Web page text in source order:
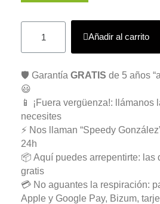
Añadir al carrito
🛡️ Garantía GRATIS de 5 años
😃
📱 ¡Fuera vergüenza!: llámanos
necesites
⚡ Nos llaman “Speedy
24h
📦 Aquí puedes arrepentirte: las
gratis
💳 No aguantes la respiración:
Apple y Google Pay, Bizum,